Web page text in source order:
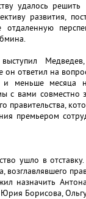
удалось
развития,
он ответил на
меньше месяца
с вами совместно
премьером
ушло в
назначить
Борисова,